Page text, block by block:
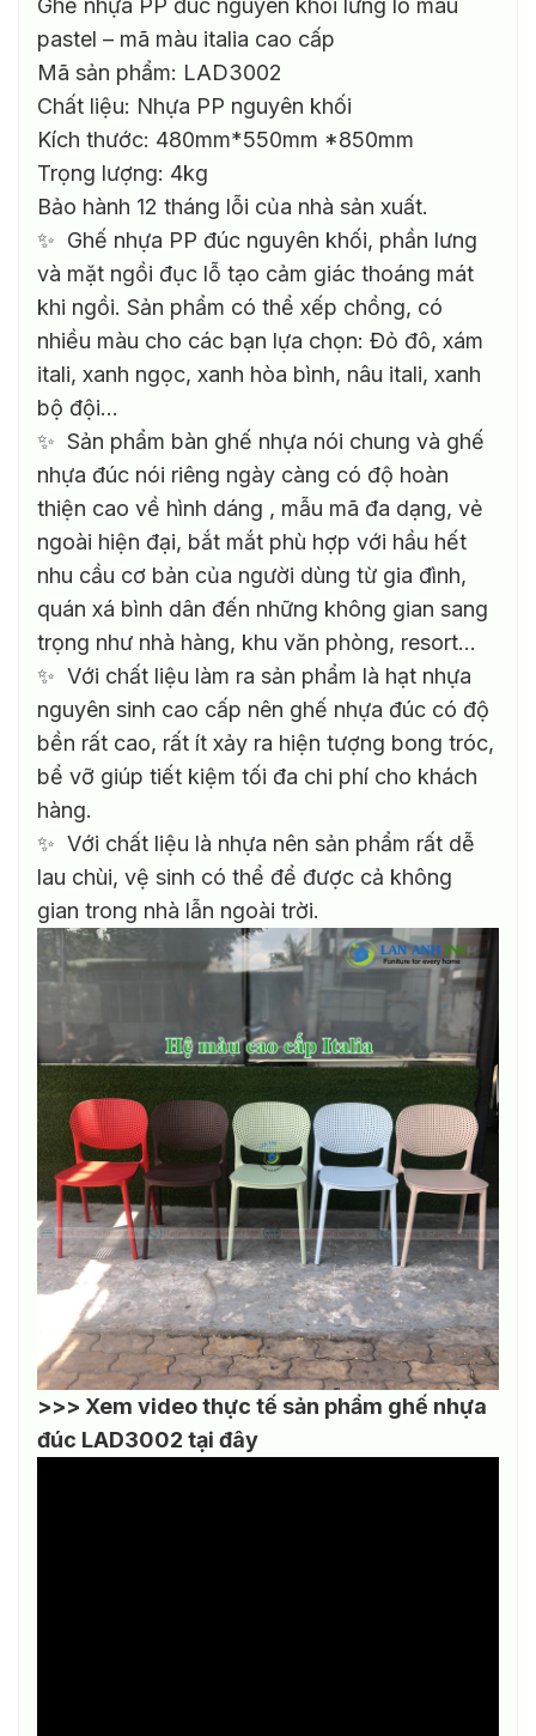
Ghế nhựa PP đúc nguyên khối lưng lỗ màu
pastel – mã màu italia cao cấp
Mã sản phẩm: LAD3002
Chất liệu: Nhựa PP nguyên khối
Kích thước: 480mm*550mm *850mm
Trọng lượng: 4kg
Bảo hành 12 tháng lỗi của nhà sản xuất.
✨ Ghế nhựa PP đúc nguyên khối, phần lưng
và mặt ngồi đục lỗ tạo cảm giác thoáng mát
khi ngồi. Sản phẩm có thể xếp chồng, có
nhiều màu cho các bạn lựa chọn: Đỏ đô, xám
itali, xanh ngọc, xanh hòa bình, nâu itali, xanh
bộ đội…
✨ Sản phẩm bàn ghế nhựa nói chung và ghế
nhựa đúc nói riêng ngày càng có độ hoàn
thiện cao về hình dáng , mẫu mã đa dạng, vẻ
ngoài hiện đại, bắt mắt phù hợp với hầu hết
nhu cầu cơ bản của người dùng từ gia đình,
quán xá bình dân đến những không gian sang
trọng như nhà hàng, khu văn phòng, resort…
✨ Với chất liệu làm ra sản phẩm là hạt nhựa
nguyên sinh cao cấp nên ghế nhựa đúc có độ
bền rất cao, rất ít xảy ra hiện tượng bong tróc,
bể vỡ giúp tiết kiệm tối đa chi phí cho khách
hàng.
✨ Với chất liệu là nhựa nên sản phẩm rất dễ
lau chùi, vệ sinh có thể để được cả không
gian trong nhà lẫn ngoài trời.
>>> Xem video thực tế sản phẩm ghế nhựa
đúc LAD3002 tại đây